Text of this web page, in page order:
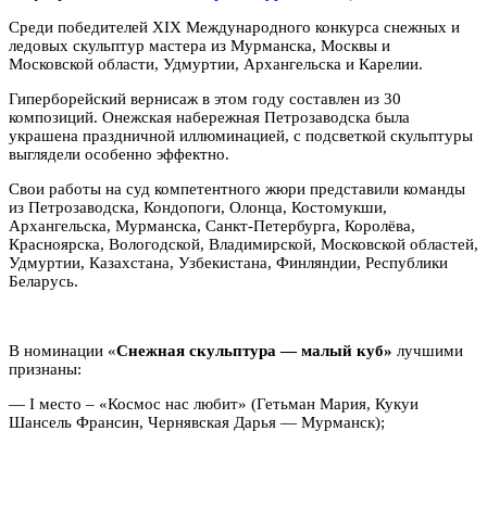
Среди победителей XIX Международного конкурса снежных и
ледовых скульптур мастера из Мурманска, Москвы и
Московской области, Удмуртии, Архангельска и Карелии.
Гиперборейский вернисаж в этом году составлен из 30
композиций. Онежская набережная Петрозаводска была
украшена праздничной иллюминацией, с подсветкой скульптуры
выглядели особенно эффектно.
Свои работы на суд компетентного жюри представили команды
из Петрозаводска, Кондопоги, Олонца, Костомукши,
Архангельска, Мурманска, Санкт-Петербурга, Королёва,
Красноярска, Вологодской, Владимирской, Московской областей,
Удмуртии, Казахстана, Узбекистана, Финляндии, Республики
Беларусь.
В номинации «Снежная скульптура — малый куб» лучшими
признаны:
— I место – «Космос нас любит» (Гетьман Мария, Кукуи
Шансель Франсин, Чернявская Дарья — Мурманск);